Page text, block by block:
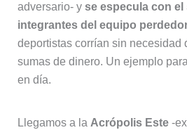
adversario- y se especula con
integrantes del equipo
deportistas corrían sin necesidad
sumas de dinero. Un ejemplo
en día.
Llegamos a la Acrópolis Este-